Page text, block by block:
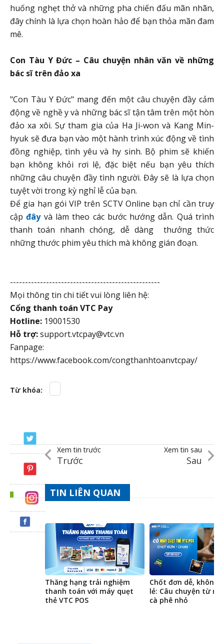
huống nghẹt thở và những pha chiến đấu mãn nhãn,
đây chính là lựa chọn hoàn hảo để bạn thỏa mãn đam
mê.
Con Tàu Y Đức – Câu chuyện nhân văn về những
bác sĩ trên đảo xa
"Con Tàu Y Đức" mang đến một câu chuyện đầy cảm
động về nghề y và những bác sĩ tận tâm trên một hòn
đảo xa xôi. Sự tham gia của Ha Ji-won và Kang Min-
hyuk sẽ đưa bạn vào một hành trình xúc động về tình
đồng nghiệp, tình yêu và hy sinh. Bộ phim sẽ khiến
bạn không khỏi rơi lệ, đặc biệt nếu bạn yêu thích
những câu chuyện đầy tình người. Đây sẽ là lựa chọn
tuyệt vời trong kỳ nghỉ lễ của bạn.
Để gia hạn gói VIP trên SCTV Online bạn chỉ cần truy
cập đâyvà làm theo các bước hướng dẫn. Quá trình
thanh toán nhanh chóng, dễ dàng thưởng thức
những thước phim yêu thích mà không gián đoạn.
--------------------------------------------------
Mọi thông tin chi tiết vui lòng liên hệ:
Cổng thanh toán VTC Pay
Hotline: 19001530
Hỗ trợ:support.vtcpay@vtc.vn
Fanpage:
https://www.facebook.com/congthanhtoanvtcpay/
Từ khóa:
Xem tin trước
Trước
Xem tin sau
Sau
TIN LIÊN QUAN
Thăng hạng trải nghiệm
thanh toán với máy quẹt
thẻ VTC POS
Chốt đơn dễ, không
lẻ: Câu chuyện từ
cà phê nhỏ